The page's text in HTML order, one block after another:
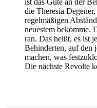
die Theresia
regelmäßigen
neuestem bekomme.
ran. Das heißt, es ist
Behinderten, auf den
machen, was
Die nächste Revolte